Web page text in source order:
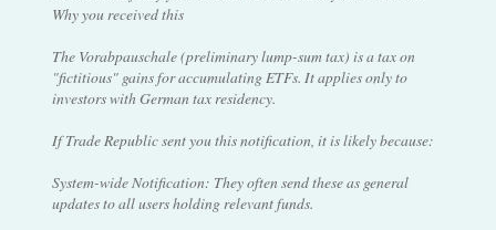
Why you received this
The Vorabpauschale (preliminary lump-sum tax) is a tax on
"fictitious" gains for accumulating ETFs. It applies only to
investors with German tax residency.
If Trade Republic sent you this notification, it is likely because:
System-wide Notification: They often send these as general
updates to all users holding relevant funds.